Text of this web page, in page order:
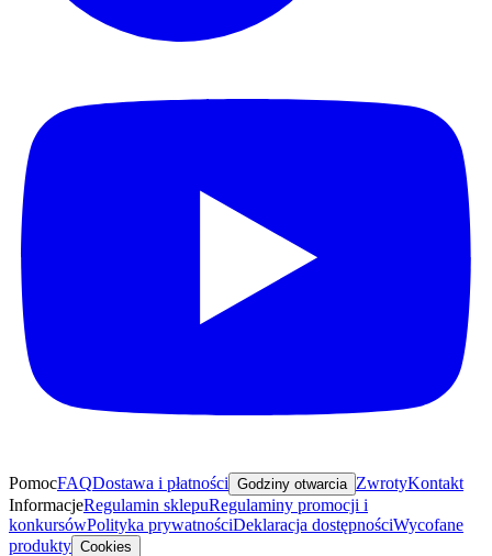
PomocFAQDostawa i płatności Godziny otwarcia ZwrotyKontakt
InformacjeRegulamin sklepuRegulaminy promocji i
konkursówPolityka prywatnościDeklaracja dostępnościWycofane
produkty Cookies